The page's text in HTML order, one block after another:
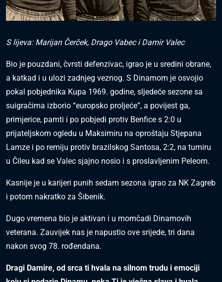
S lijeva: Marijan Čerček, Drago Vabec i Damir Valec
Bio je pouzdani, čvrsti defenzivac, igrao je u sredini obrane,
a katkad i u ulozi zadnjeg veznog. S Dinamom je osvojio
pokal pobjednika Kupa 1969. godine, sljedeće sezone sa
suigračima izborio “europsko proljeće”, a povijest ga,
primjerice, pamti i po pobjedi protiv Benfice s 2:0 u
prijateljskom ogledu u Maksimiru na oproštaju Stjepana
Lamze i po remiju protiv brazilskog Santosa, 2:2, na turniru
u Čileu kad se Valec sjajno nosio i s proslavljenim Peleom.
Kasnije je u karijeri punih sedam sezona igrao za NK Zagreb
i potom nakratko za Šibenik.
Dugo vremena bio je aktivan i u momčadi Dinamovih
veterana. Zauvijek nas je napustio ove srijede, tri dana
nakon svog 78. rođendana.
Dragi Damire, od srca ti hvala na silnom trudu i emociji